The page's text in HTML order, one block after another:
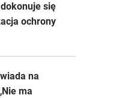
się
ochrony
na
ma